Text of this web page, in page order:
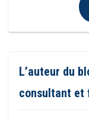
L’auteur du
consultant et